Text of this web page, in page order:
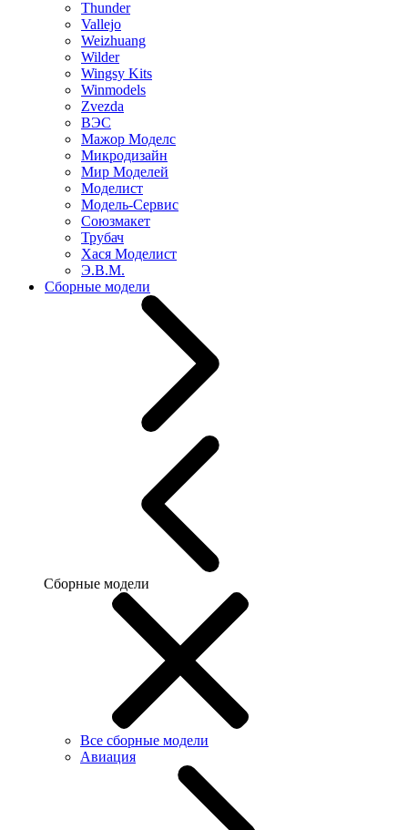
Thunder
Vallejo
Weizhuang
Wilder
Wingsy Kits
Winmodels
Zvezda
ВЭС
Мажор Моделс
Микродизайн
Мир Моделей
Моделист
Модель-Сервис
Союзмакет
Трубач
Хася Моделист
Э.В.М.
Сборные модели
Сборные модели
Все сборные модели
Авиация